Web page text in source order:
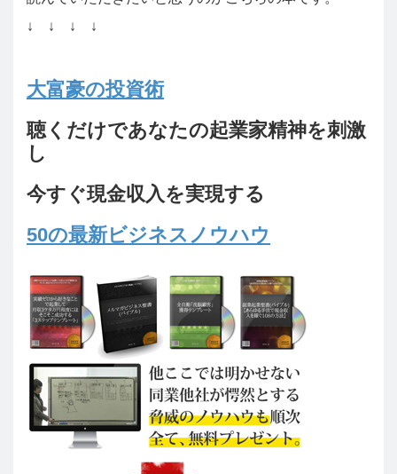
↓ ↓ ↓ ↓
大富豪の投資術
聴くだけであなたの起業家精神を刺激
し
今すぐ現金収入を実現する
50の最新ビジネスノウハウ